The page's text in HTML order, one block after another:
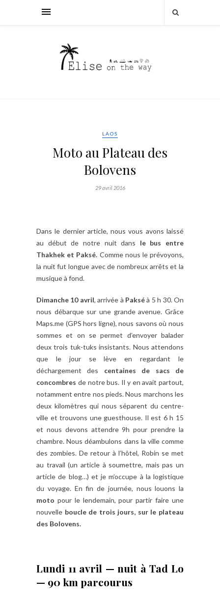
LAOS
Moto au Plateau des
Bolovens
29 avril 2016
Dans le dernier article, nous vous avons laissé
au début de notre nuit dans le bus entre
Thakhek et Paksé. Comme nous le prévoyons,
la nuit fut longue avec de nombreux arrêts et la
musique à fond.
Dimanche 10 avril, arrivée à Pakséà 5 h 30. On
nous débarque sur une grande avenue. Grâce
Maps.me (GPS hors ligne), nous savons où nous
sommes et on se permet d’envoyer balader
deux trois tuk-tuks insistants. Nous attendons
que le jour se lève en regardant le
déchargement des centaines de sacs de
concombres de notre bus. Il y en avait partout,
notamment entre nos pieds. Nous marchons les
deux kilomètres qui nous séparent du centre-
ville et trouvons une guesthouse. Il est 6 h 15
et nous devons attendre 9h pour prendre la
chambre. Nous déambulons dans la ville comme
des zombies. De retour à l’hôtel, Robin se met
au travail (un article à soumettre, mais pas un
article de blog…) et je m’occupe à la logistique
du voyage. En fin de journée, nous louons la
moto pour le lendemain, pour partir faire une
nouvelle boucle de trois jours, sur le plateau
des Bolovens.
Lundi 11 avril — nuit à Tad Lo
— 90 km parcourus